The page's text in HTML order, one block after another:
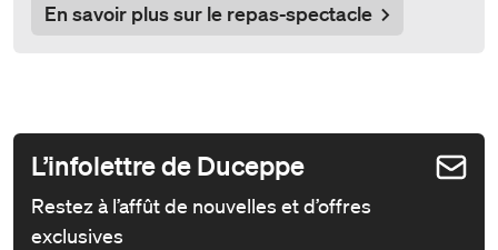
En savoir plus sur le repas-spectacle
L’infolettre de Duceppe
Restez à l’affût de nouvelles et d’offres
exclusives